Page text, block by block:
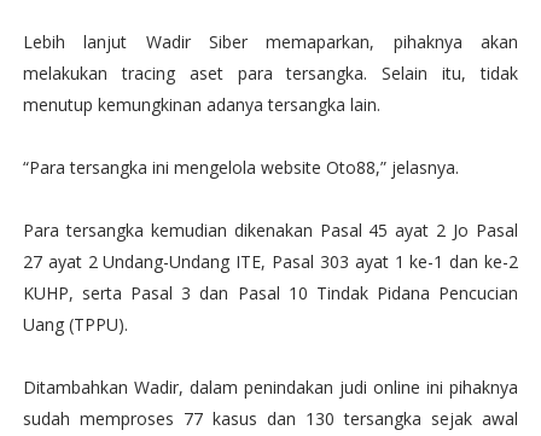
Lebih lanjut Wadir Siber memaparkan, pihaknya akan
melakukan tracing aset para tersangka. Selain itu, tidak
menutup kemungkinan adanya tersangka lain.
“Para tersangka ini mengelola website Oto88,” jelasnya.
Para tersangka kemudian dikenakan Pasal 45 ayat 2 Jo Pasal
27 ayat 2 Undang-Undang ITE, Pasal 303 ayat 1 ke-1 dan ke-2
KUHP, serta Pasal 3 dan Pasal 10 Tindak Pidana Pencucian
Uang (TPPU).
Ditambahkan Wadir, dalam penindakan judi online ini pihaknya
sudah memproses 77 kasus dan 130 tersangka sejak awal